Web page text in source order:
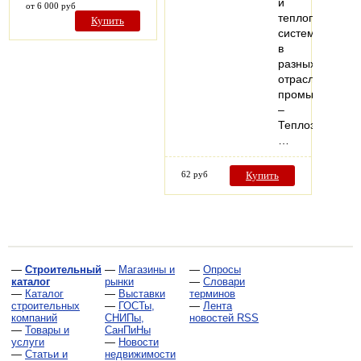
от 6 000 руб
Купить
систем
в
разных
отраслях
–
62 руб Купить
— Строительный
каталог
— Каталог
строительных
компаний
— Товары и
услуги
— Статьи и
— Магазины и
рынки
— Выставки
— ГОСТы,
СНИПы,
СанПиНы
— Новости
недвижимости
— Опросы
— Словари
терминов
— Лента
новостей RSS